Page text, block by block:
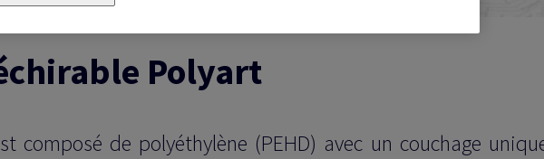
Polyart
composé de polyéthylène (PEHD) avec un couchage